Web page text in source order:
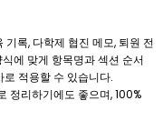
록, 다학제 협진 메모, 퇴원 전
에 맞게 항목명과 섹션 순서
적용할 수 있습니다.
리하기에도 좋으며, 100%